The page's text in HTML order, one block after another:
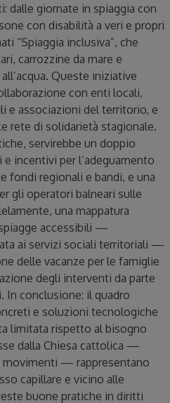
dalle giornate in spiaggia con
con disabilità a veri e propri
“Spiaggia inclusiva”, che
carrozzine da mare e
Queste iniziative
con enti locali,
e associazioni del territorio, e
rete di solidarietà stagionale.
servirebbe un doppio
incentivi per l’adeguamento
fondi regionali e bandi, e una
gli operatori balneari sulle
una mappatura
accessibili —
ai servizi sociali territoriali —
delle vacanze per le famiglie
degli interventi da parte
In conclusione: il quadro
e soluzioni tecnologiche
limitata rispetto al bisogno
dalla Chiesa cattolica —
movimenti — rappresentano
capillare e vicino alle
buone pratiche in diritti